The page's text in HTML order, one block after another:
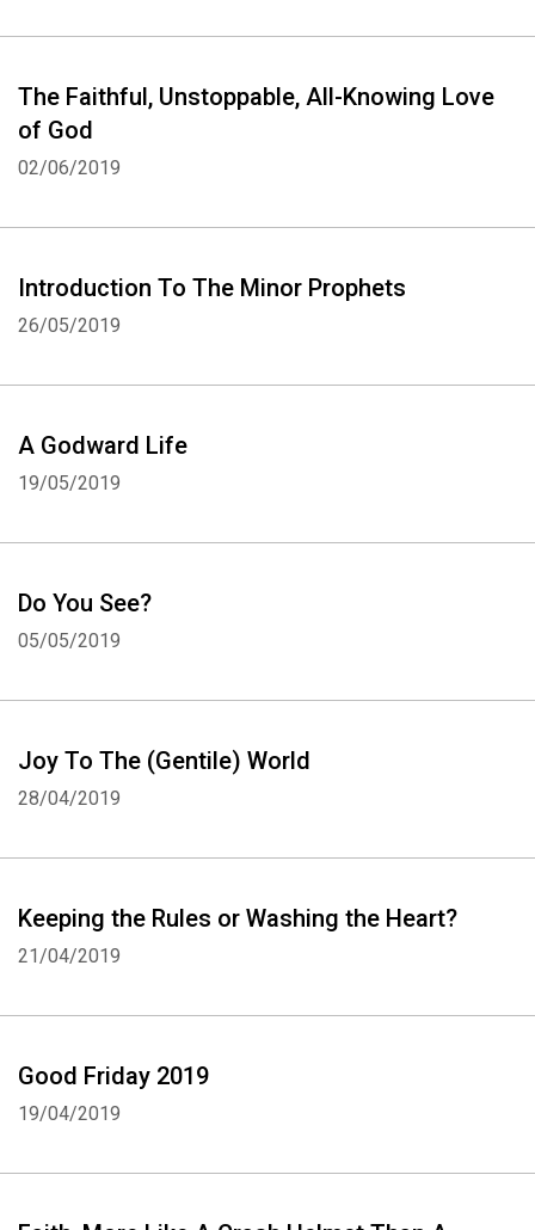
The Faithful, Unstoppable, All-Knowing Love
of God
02/06/2019
Introduction To The Minor Prophets
26/05/2019
A Godward Life
19/05/2019
Do You See?
05/05/2019
Joy To The (Gentile) World
28/04/2019
Keeping the Rules or Washing the Heart?
21/04/2019
Good Friday 2019
19/04/2019